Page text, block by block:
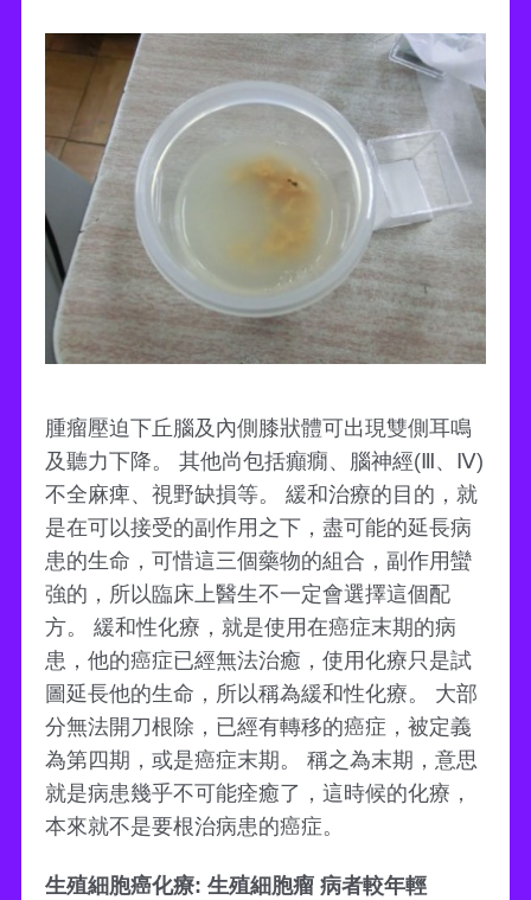
腫瘤壓迫下丘腦及內側膝狀體可出現雙側耳鳴
及聽力下降。 其他尚包括癲癇、腦神經(Ⅲ、Ⅳ)
不全麻痺、視野缺損等。 緩和治療的目的，就
是在可以接受的副作用之下，盡可能的延長病
患的生命，可惜這三個藥物的組合，副作用蠻
強的，所以臨床上醫生不一定會選擇這個配
方。 緩和性化療，就是使用在癌症末期的病
患，他的癌症已經無法治癒，使用化療只是試
圖延長他的生命，所以稱為緩和性化療。 大部
分無法開刀根除，已經有轉移的癌症，被定義
為第四期，或是癌症末期。 稱之為末期，意思
就是病患幾乎不可能痊癒了，這時候的化療，
本來就不是要根治病患的癌症。
生殖細胞癌化療: 生殖細胞瘤 病者較年輕